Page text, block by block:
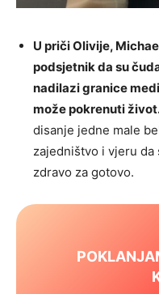
U priči Olivije,
podsjetnik da su
nadilazi granice
može pokrenuti
disanje jedne male
zajedništvo i vjeru da
zdravo za gotovo.